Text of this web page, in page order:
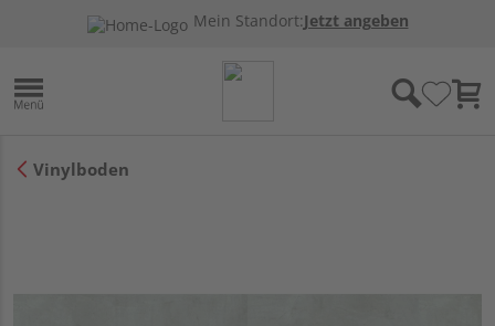
Mein Standort:Jetzt angeben
Vinylboden